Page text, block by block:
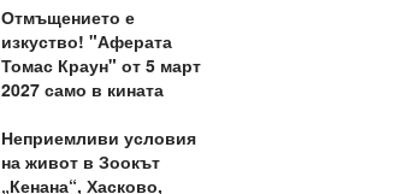
Отмъщението е
изкуство! "Аферата
Томас Краун" от 5 март
2027 само в кината
Неприемливи условия
на живот в Зоокът
„Кенана“, Хасково,